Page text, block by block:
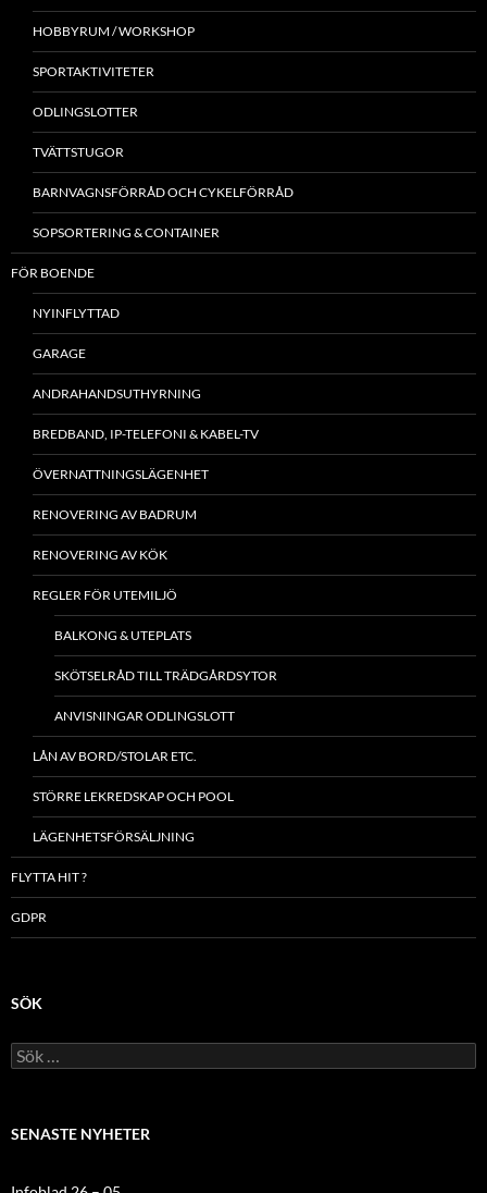
HOBBYRUM / WORKSHOP
SPORTAKTIVITETER
ODLINGSLOTTER
TVÄTTSTUGOR
BARNVAGNSFÖRRÅD OCH CYKELFÖRRÅD
SOPSORTERING & CONTAINER
FÖR BOENDE
NYINFLYTTAD
GARAGE
ANDRAHANDSUTHYRNING
BREDBAND, IP-TELEFONI & KABEL-TV
ÖVERNATTNINGSLÄGENHET
RENOVERING AV BADRUM
RENOVERING AV KÖK
REGLER FÖR UTEMILJÖ
BALKONG & UTEPLATS
SKÖTSELRÅD TILL TRÄDGÅRDSYTOR
ANVISNINGAR ODLINGSLOTT
LÅN AV BORD/STOLAR ETC.
STÖRRE LEKREDSKAP OCH POOL
LÄGENHETSFÖRSÄLJNING
FLYTTA HIT ?
GDPR
SÖK
Sök
efter:
SENASTE NYHETER